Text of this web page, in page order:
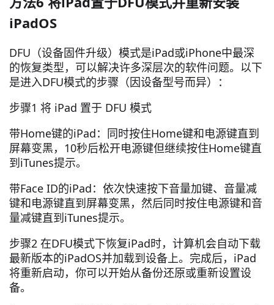
iPadOS
DFU（设备固件升级）模式是iPad或iPhone中最深
的恢复类型，可以解决许多深层次的软件问题。以下
是进入DFU模式的步骤（因设备型号而异）：
步骤1 将 iPad 置于 DFU 模式
带Home键的iPad：同时按住Home键和电源键直到
屏幕变黑，10秒后松开电源键但继续按住Home键直
到iTunes提示。
带Face ID的iPad：依次快速按下音量加键、音量减
键和电源键直到屏幕变黑，然后同时按住电源键和音
量减键直到iTunes提示。
步骤2 在DFU模式下恢复iPad时，计算机会自动下载
最新版本的iPadOS并加载到设备上。完成后，iPad
将重新启动，你可以开始从备份还原或重新设置设
备。